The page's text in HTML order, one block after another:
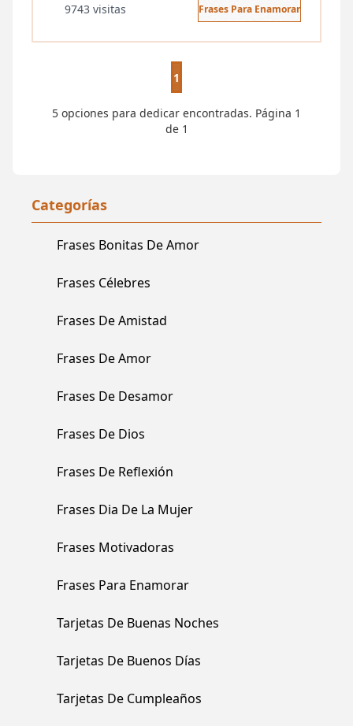
Categorías
Frases Bonitas De Amor
Frases Célebres
Frases De Amistad
Frases De Amor
Frases De Desamor
Frases De Dios
Frases De Reflexión
Frases Dia De La Mujer
Frases Motivadoras
Frases Para Enamorar
Tarjetas De Buenas Noches
Tarjetas De Buenos Días
Tarjetas De Cumpleaños
9743 visitas Frases Para Enamorar
1
5 opciones para dedicar encontradas. Página 1
de 1